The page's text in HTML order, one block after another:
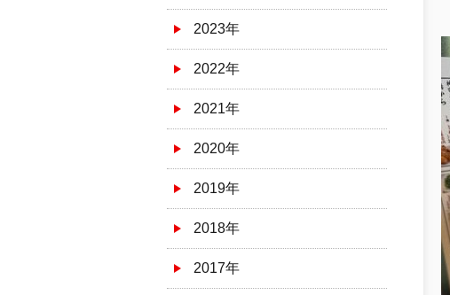
2023年
2022年
2021年
2020年
2019年
2018年
2017年